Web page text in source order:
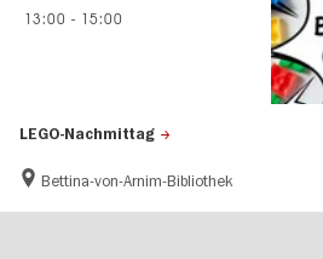
LEGO-Nachmittag
Bettina-von-Arnim-Bibliothek
13:00 - 15:00